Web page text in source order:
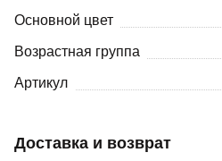
Доставка и возврат
Основной цвет
Возрастная группа
Артикул